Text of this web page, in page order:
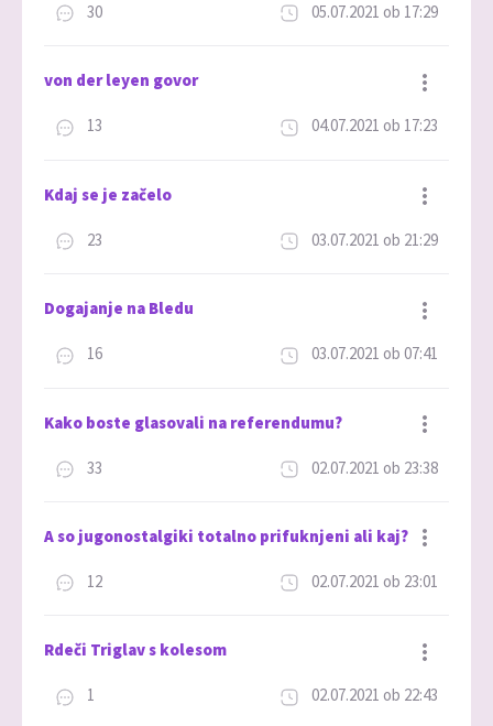
30 05.07.2021 ob 17:29
von der leyen govor
13 04.07.2021 ob 17:23
Kdaj se je začelo
23 03.07.2021 ob 21:29
Dogajanje na Bledu
16 03.07.2021 ob 07:41
Kako boste glasovali na referendumu?
33 02.07.2021 ob 23:38
A so jugonostalgiki totalno prifuknjeni ali kaj?
12 02.07.2021 ob 23:01
Rdeči Triglav s kolesom
1 02.07.2021 ob 22:43